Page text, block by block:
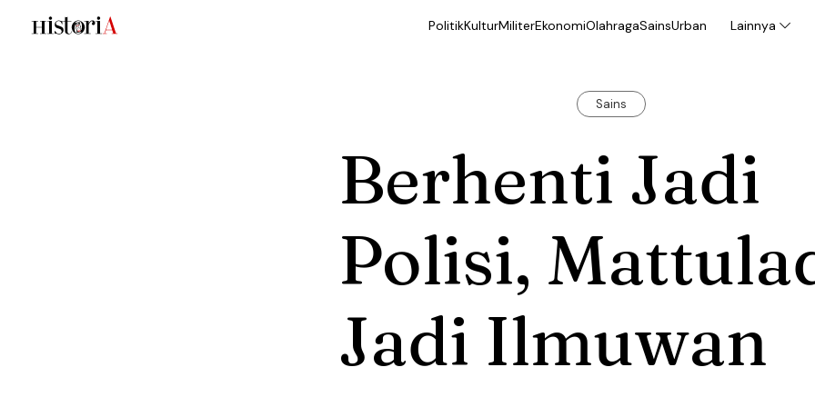
PolitikKulturMiliterEkonomiOlahragaSainsUrban Lainnya
Sains
Berhenti Jadi
Polisi,
Jadi Ilmuwan